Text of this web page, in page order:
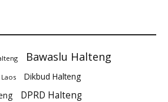
Bawaslu Halteng
Dikbud Halteng
DPRD Halteng